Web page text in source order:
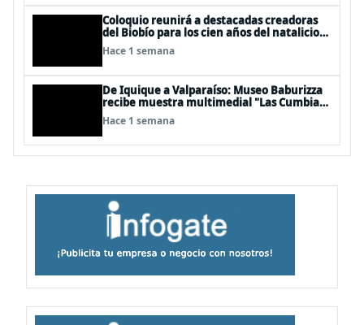
Coloquio reunirá a destacadas creadoras
del Biobío para los cien años del natalicio
del artista textil y artesano tomecino
Héctor Herrera “El Pajarero”
Hace 1 semana
De Iquique a Valparaíso: Museo Baburizza
recibe muestra multimedial "Las Cumbias
que escuchamos allá arriba"
Hace 1 semana